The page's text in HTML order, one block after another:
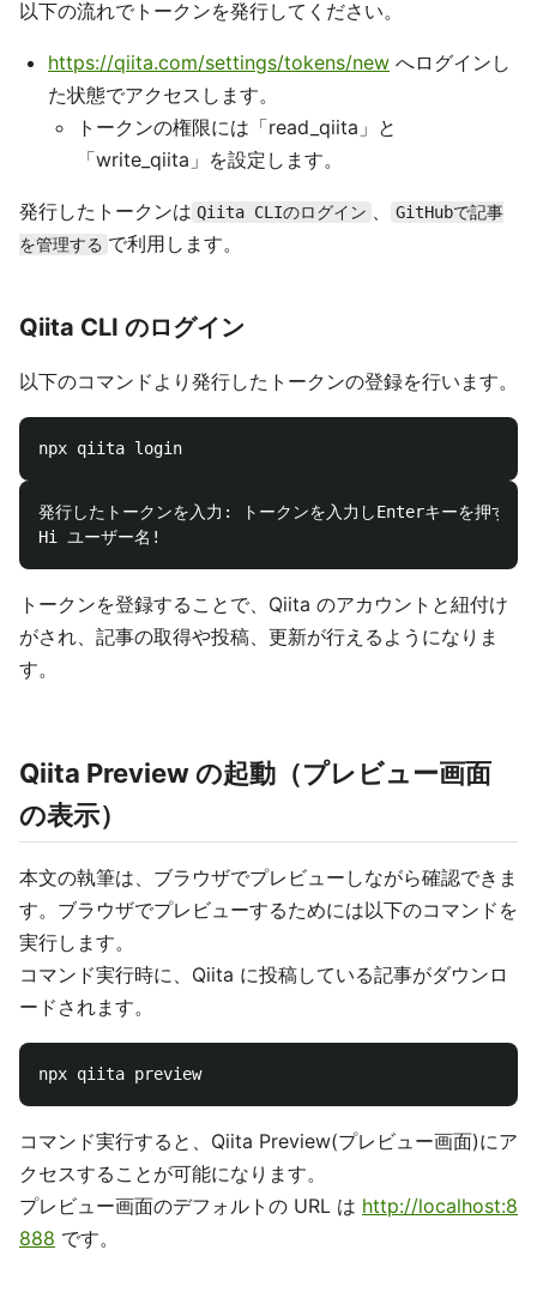
以下の流れでトークンを発行してください。
https://qiita.com/settings/tokens/new へログインし
た状態でアクセスします。
トークンの権限には「read_qiita」と
「write_qiita」を設定します。
発行したトークンは Qiita CLIのログイン 、
GitHubで記事
を管理する で利用します。
Qiita CLI のログイン
以下のコマンドより発行したトークンの登録を行います。
発行したトークンを入力: トークンを入力しEnterキーを押す
トークンを登録することで、Qiita のアカウントと紐付け
がされ、記事の取得や投稿、更新が行えるようになりま
す。
Qiita Preview の起動（プレビュー画面
の表示）
本文の執筆は、ブラウザでプレビューしながら確認できま
す。ブラウザでプレビューするためには以下のコマンドを
実行します。
コマンド実行時に、Qiita に投稿している記事がダウンロ
ードされます。
コマンド実行すると、Qiita Preview(プレビュー画面)にア
クセスすることが可能になります。
プレビュー画面のデフォルトの URL は http://localhost:8
888 です。